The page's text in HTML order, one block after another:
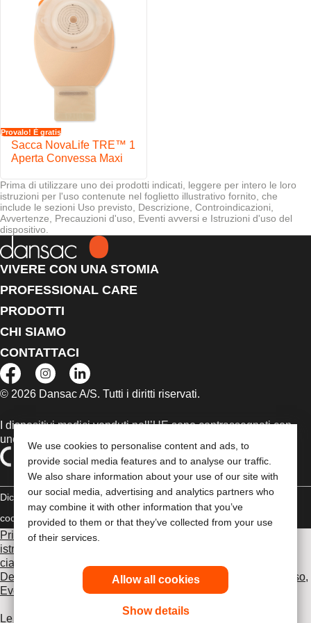
We use cookies to personalise content and ads, to
provide social media features and to analyse our traffic.
We also share information about your use of our site with
our social media, advertising and analytics partners who
may combine it with other information that you’ve
provided to them or that they’ve collected from your use
of their services.
Allow all cookies
Show details
Provalo! È gratis
Sacca NovaLife TRE™ 1
Aperta Convessa Maxi
Prima di utilizzare uno dei prodotti indicati, leggere per intero le loro
istruzioni per l'uso contenute nel foglietto illustrativo fornito, che
include le sezioni Uso previsto, Descrizione, Controindicazioni,
Avvertenze, Precauzioni d'uso, Eventi avversi e Istruzioni d'uso del
dispositivo.
VIVERE CON UNA STOMIA
PROFESSIONAL CARE
PRODOTTI
CHI SIAMO
CONTATTACI
© 2026 Dansac A/S. Tutti i diritti riservati.
I dispositivi medici venduti nell’UE sono contrassegnati con
uno dei seguenti simboli, a seconda dei casi
Dichiarazione di copyright Politica sulla riservatezza Gestione dei
cookie
Compliance
Prima di utilizzare uno dei prodotti indicati, leggi per intero le
istruzioni d'uso contenute nel foglietto illustrativo fornito con
ciascun prodotto, che include le sezioni Uso previsto,
Descrizione, Controindicazioni, Avvertenze, Precauzioni d'uso,
Eventi avversi e Istruzioni d'uso del dispositivo
Le informazioni fornite nel presente documento non